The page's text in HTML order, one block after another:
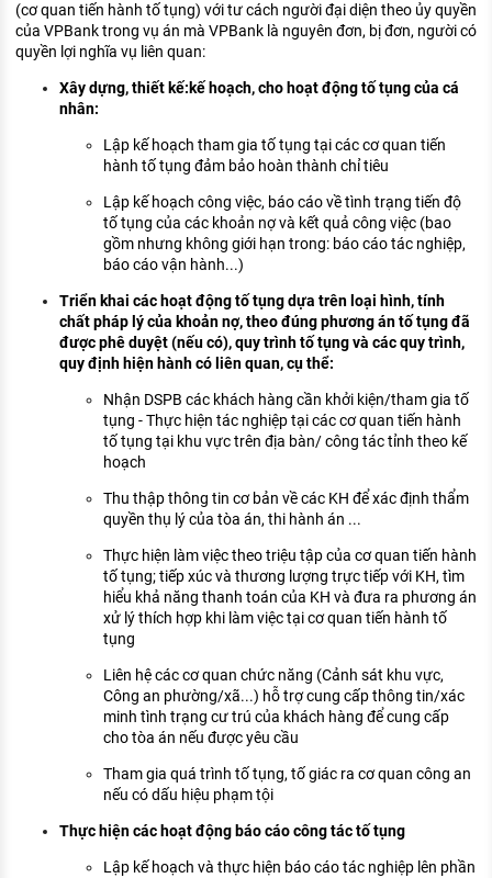
HƯỚNG NGHIỆP VIỆC LÀM
Đặc trưng từng nghề
Xu hướng việc làm
XÂY DỰNG VÀ PHÁT TRIỂN ĐỘI NGŨ
TUYỂN DỤNG VIỆC LÀM
(cơ quan tiến hành tố tụng) với tư cách người đại diện theo ủy quyền
của VPBank trong vụ án mà VPBank là nguyên đơn, bị đơn, người có
quyền lợi nghĩa vụ liên quan:
Xây dựng, thiết kế:kế hoạch, cho hoạt động tố tụng của cá
nhân:
Lập kế hoạch tham gia tố tụng tại các cơ quan tiến
hành tố tụng đảm bảo hoàn thành chỉ tiêu
Lập kế hoạch công việc, báo cáo về tình trạng tiến độ
tố tụng của các khoản nợ và kết quả công việc (bao
gồm nhưng không giới hạn trong: báo cáo tác nghiệp,
báo cáo vận hành...)
Triển khai các hoạt động tố tụng dựa trên loại hình, tính
chất pháp lý của khoản nợ, theo đúng phương án tố tụng đã
được phê duyệt (nếu có), quy trình tố tụng và các quy trình,
quy định hiện hành có liên quan, cụ thể:
Nhận DSPB các khách hàng cần khởi kiện/tham gia tố
tụng - Thực hiện tác nghiệp tại các cơ quan tiến hành
tố tụng tại khu vực trên địa bàn/ công tác tỉnh theo kế
hoạch
Thu thập thông tin cơ bản về các KH để xác định thẩm
quyền thụ lý của tòa án, thi hành án ...
Thực hiện làm việc theo triệu tập của cơ quan tiến hành
tố tụng; tiếp xúc và thương lượng trực tiếp với KH, tìm
hiểu khả năng thanh toán của KH và đưa ra phương án
xử lý thích hợp khi làm việc tại cơ quan tiến hành tố
tụng
Liên hệ các cơ quan chức năng (Cảnh sát khu vực,
Công an phường/xã...) hỗ trợ cung cấp thông tin/xác
minh tình trạng cư trú của khách hàng để cung cấp
cho tòa án nếu được yêu cầu
Tham gia quá trình tố tụng, tố giác ra cơ quan công an
nếu có dấu hiệu phạm tội
Thực hiện các hoạt động báo cáo công tác tố tụng
Lập kế hoạch và thực hiện báo cáo tác nghiệp lên phần